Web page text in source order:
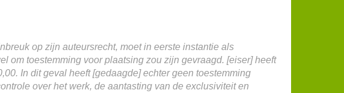
op zijn auteursrecht, moet in eerste instantie als
om toestemming voor plaatsing zou zijn gevraagd. [eiser] heeft
In dit geval heeft [gedaagde] echter geen toestemming
over het werk, de aantasting van de exclusiviteit en